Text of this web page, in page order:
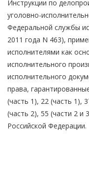
Инструкции по
уголовно-
Федеральной службы
2011 года N 463),
исполнителями как
исполнительного
исполнительного
права,
(часть 1), 22 (часть 1),
(часть 2), 55 (части 2 и
Российской Федерации.